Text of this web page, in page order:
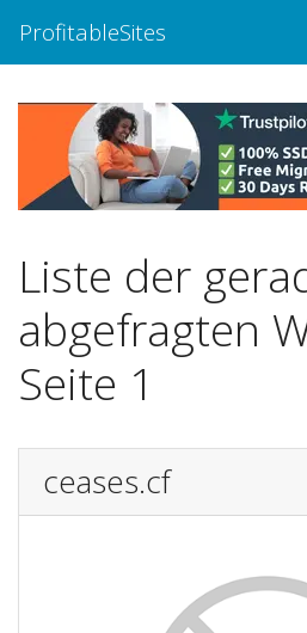
ProfitableSites
Liste der
abgefragten
Seite 1
ceases.cf